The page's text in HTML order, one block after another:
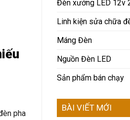
pha
Đèn xưởng LED 12v
Linh kiện sửa chữa
Máng Đèn
Nguồn Đèn LED
Sản phẩm bán chạy
BÀI VIẾT MỚI